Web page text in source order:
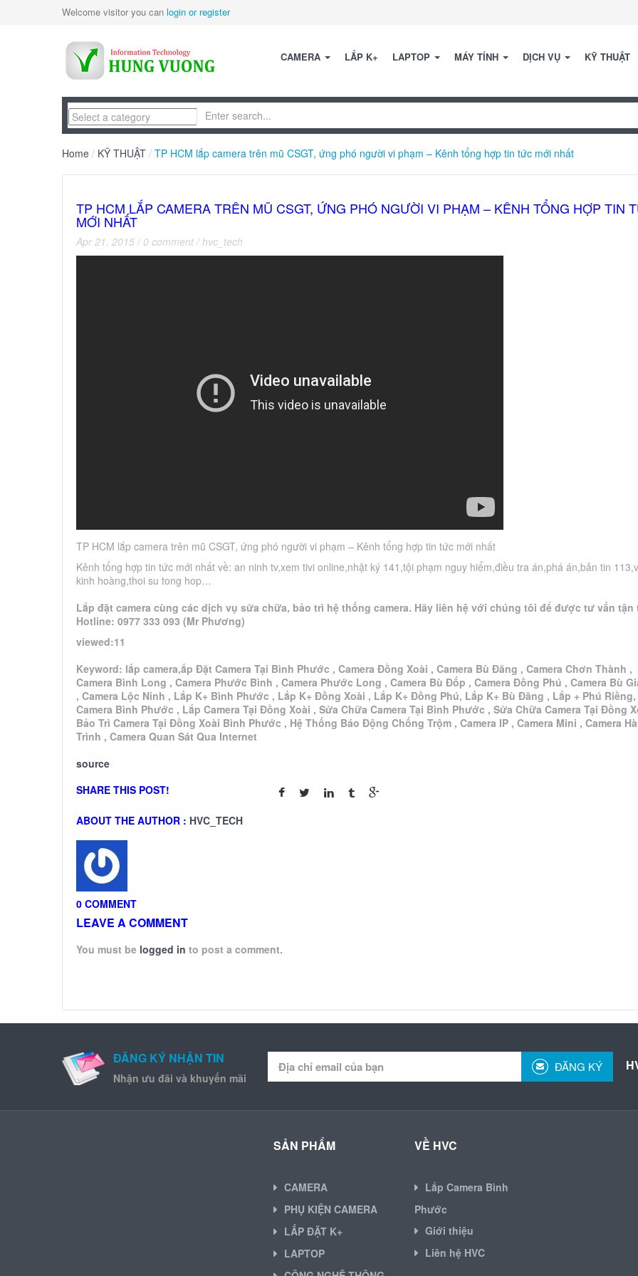
Welcome visitor you can login or register
CAMERA LẮP K+ LAPTOP MÁY TÍNH DỊCH VỤ KỸ THUẬT
Home / KỸ THUẬT / TP HCM lắp camera trên mũ CSGT, ứng phó người vi phạm – Kênh tổng hợp tin tức mới nhất
TP HCM LẮP CAMERA TRÊN MŨ CSGT, ỨNG PHÓ NGƯỜI VI PHẠM – KÊNH TỔNG HỢP TIN
MỚI NHẤT
Apr 21, 2015 / 0 comment /hvc_tech
TP HCM lắp camera trên mũ CSGT, ứng phó người vi phạm – Kênh tổng hợp tin tức mới nhất
Kênh tổng hợp tin tức mới nhất về: an ninh tv,xem tivi online,nhật ký 141,tội phạm nguy hiểm,điều tra án,phá án,bản tin
kinh hoàng,thoi su tong hop…
Lắp đặt camera cùng các dịch vụ sửa chữa, bảo trì hệ thống camera. Hãy liên hệ với chúng tôi để được tư vấn tận
Hotline: 0977 333 093 (Mr Phương)
viewed:11
Keyword: lắp camera,ắp Đặt Camera Tại Bình Phước , Camera Đồng Xoài , Camera Bù Đăng , Camera Chơn Thành ,
Camera Bình Long , Camera Phước Bình , Camera Phước Long , Camera Bù Đốp , Camera Đồng Phú , Camera Bù
, Camera Lộc Ninh , Lắp K+ Bình Phước , Lắp K+ Đồng Xoài , Lắp K+ Đồng Phú, Lắp K+ Bù Đăng , Lắp + Phú
Camera Bình Phước , Lắp Camera Tại Đồng Xoài , Sửa Chữa Camera Tại Bình Phước , Sửa Chữa Camera Tại Đồng
Bảo Trì Camera Tại Đồng Xoài Bình Phước , Hệ Thống Báo Động Chống Trộm , Camera IP , Camera Mini , Camera
Trình , Camera Quan Sát Qua Internet
source
SHARE THIS POST!
ABOUT THE AUTHOR : HVC_TECH
0 COMMENT
LEAVE A COMMENT
You must be logged in to post a comment.
ĐĂNG KÝ NHẬN TIN
Nhận ưu đãi và khuyến mãi
ĐĂNG KÝ
SẢN PHẨM
CAMERA
PHỤ KIỆN CAMERA
LẮP ĐẶT K+
LAPTOP
VỀ HVC
Lắp Camera Bình
Phước
Giới thiệu
Liên hệ HVC